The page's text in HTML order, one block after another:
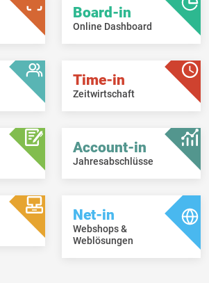
Board-in
Online Dashboard
Time-in
Zeitwirtschaft
Account-in
Jahresabschlüsse
Net-in
Webshops &
Weblösungen